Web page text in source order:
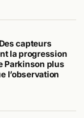
capteurs
la progression
Parkinson plus
l’observation